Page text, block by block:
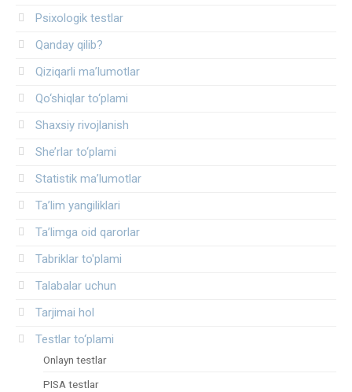
Psixologik testlar
Qanday qilib?
Qiziqarli ma’lumotlar
Qo‘shiqlar to‘plami
Shaxsiy rivojlanish
She’rlar to‘plami
Statistik ma’lumotlar
Ta’lim yangiliklari
Ta’limga oid qarorlar
Tabriklar to'plami
Talabalar uchun
Tarjimai hol
Testlar to‘plami
Onlayn testlar
PISA testlar